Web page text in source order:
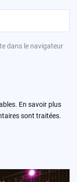
dans le navigateur
En savoir plus
sont traitées.